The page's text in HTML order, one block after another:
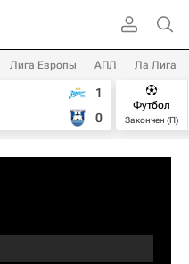
Лига Европы АПЛ Ла Лига
1
0
Футбол
Закончен (П)